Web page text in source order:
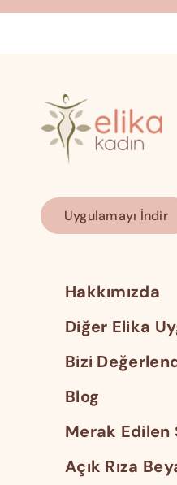
Uygulamayı İndir
Hakkımızda
Diğer Elika
Bizi
Blog
Merak Edilen
Açık Rıza